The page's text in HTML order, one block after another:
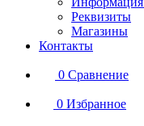
Реквизиты
Магазины
Контакты
0 Сравнение
0 Избранное